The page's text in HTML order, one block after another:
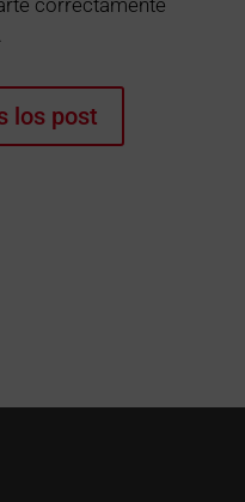
los post